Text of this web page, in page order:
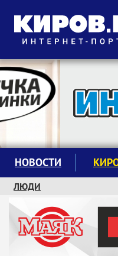
Следите за новостями:
НОВОСТИ
ЛЮДИ
КРУЖКИ И СЕКЦИИ
ЗАВОДУ "МАЯК" 85 ЛЕТ
ЭКОЛОГИЯ